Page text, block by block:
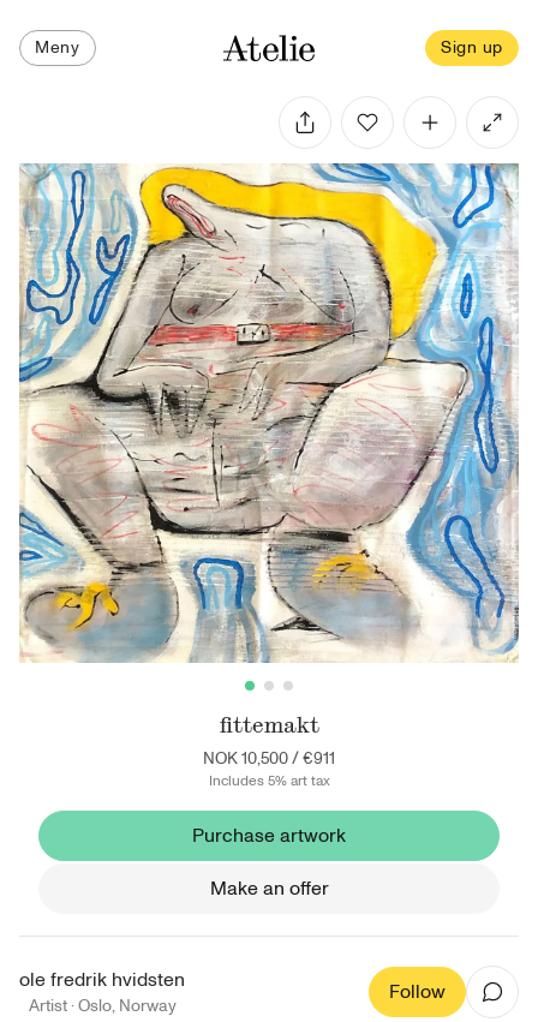
Meny Sign up
fittemakt
NOK 10,500/€911
Includes 5% art tax
Purchase artwork
Make an offer
ole fredrik hvidsten
Artist ·Oslo, Norway
Follow